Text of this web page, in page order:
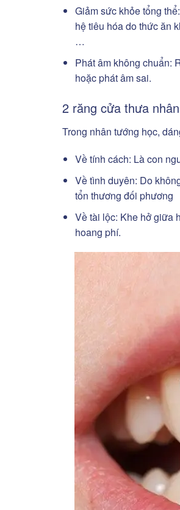
Giảm sức khỏe tổng thể:
hệ tiêu hóa do thức ăn
…
Phát âm không chuẩn:
hoặc phát âm sai.
2 răng cửa thưa
Trong nhân tướng học,
Về tính cách: Là con
Về tình duyên: Do
tổn thương đối phương
Về tài lộc: Khe hở giữa
hoang phí.